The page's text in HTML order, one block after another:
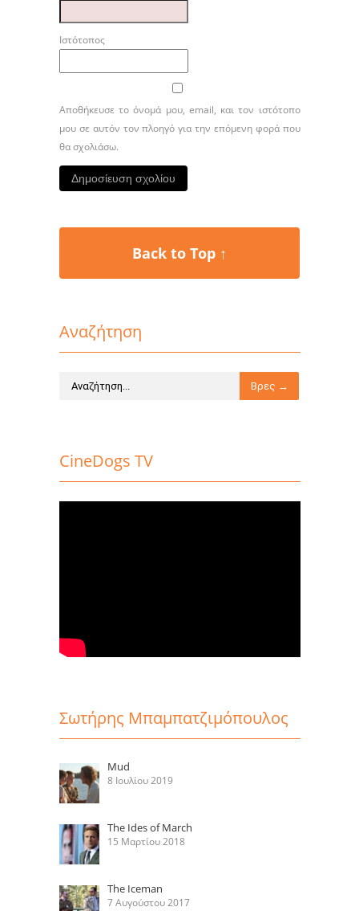
Ιστότοπος
Αποθήκευσε το όνομά μου, email, και τον ιστότοπο
μου σε αυτόν τον πλοηγό για την επόμενη φορά που
θα σχολιάσω.
Back to Top ↑
Αναζήτηση
CineDogs TV
Σωτήρης Μπαμπατζιμόπουλος
Mud
8 Ιουλίου 2019
The Ides of March
15 Μαρτίου 2018
The Iceman
7 Αυγούστου 2017